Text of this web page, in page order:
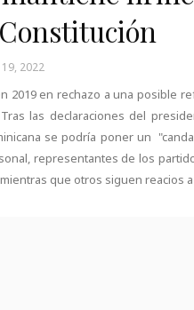
2022
2019 en rechazo a una posible
las declaraciones del
se podría poner un
representantes de los
que otros siguen reacios